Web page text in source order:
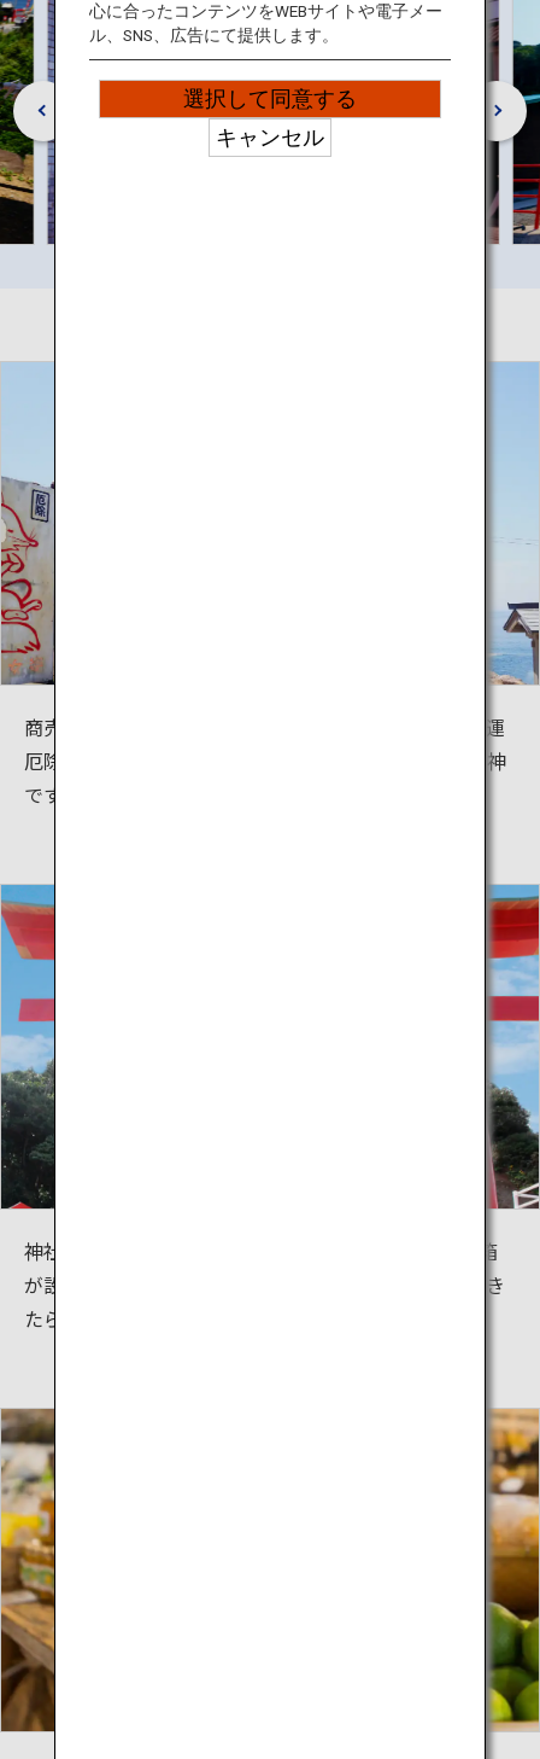
商売繁盛、大漁、海上安全は元より、良縁、子宝、開運
厄除、福徳円満、交通安全、学業成就、願望成就の大神
です。
神社敷地内にある高さ約6ｍの大鳥居の上部には賽銭箱
が設置されており、見事、賽銭を投げ入れることができ
たら願い事が叶うと言われています。
心に合ったコンテンツをWEBサイトや電子メー
ル、SNS、広告にて提供します。
選択して同意する
キャンセル